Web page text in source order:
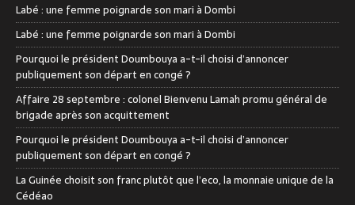
Labé : une femme poignarde son mari à Dombi
Labé : une femme poignarde son mari à Dombi
Pourquoi le président Doumbouya a-t-il choisi d’annoncer
publiquement son départ en congé ?
Affaire 28 septembre : colonel Bienvenu Lamah promu général de
brigade après son acquittement
Pourquoi le président Doumbouya a-t-il choisi d’annoncer
publiquement son départ en congé ?
La Guinée choisit son franc plutôt que l’eco, la monnaie unique de la
Cédéao